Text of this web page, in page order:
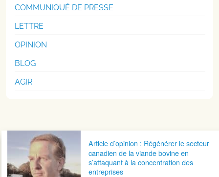
COMMUNIQUÉ DE PRESSE
LETTRE
OPINION
BLOG
AGIR
Navigation postaleArticle d’opinion : Régénérer le secteur
canadien de la viande bovine en
s’attaquant à la concentration des
entreprises